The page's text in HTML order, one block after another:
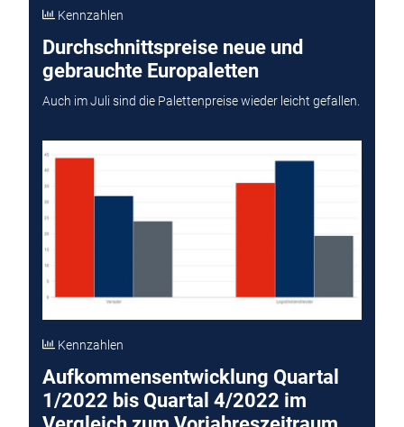
Kennzahlen
Durchschnittspreise neue und
gebrauchte Europaletten
Auch im Juli sind die Palettenpreise wieder leicht gefallen.
Kennzahlen
Aufkommensentwicklung Quartal
1/2022 bis Quartal 4/2022 im